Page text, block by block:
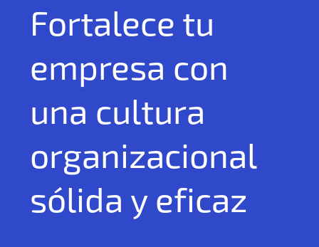
Fortalece tu
empresa con
una cultura
organizacional
sólida y eficaz